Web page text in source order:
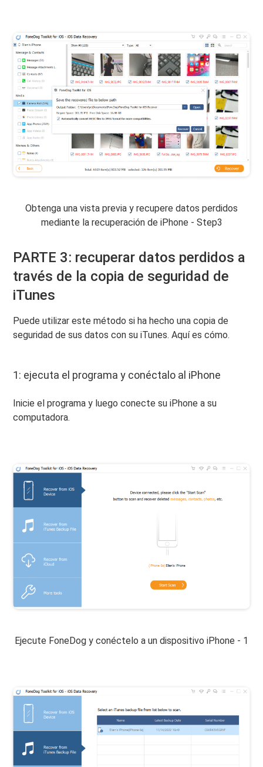
Obtenga una vista previa y recupere datos perdidos
mediante la recuperación de iPhone - Step3
PARTE 3: recuperar datos perdidos a
través de la copia de seguridad de
iTunes
Puede utilizar este método si ha hecho una copia de
seguridad de sus datos con su iTunes. Aquí es cómo.
1: ejecuta el programa y conéctalo al iPhone
Inicie el programa y luego conecte su iPhone a su
computadora.
Ejecute FoneDog y conéctelo a un dispositivo iPhone - 1